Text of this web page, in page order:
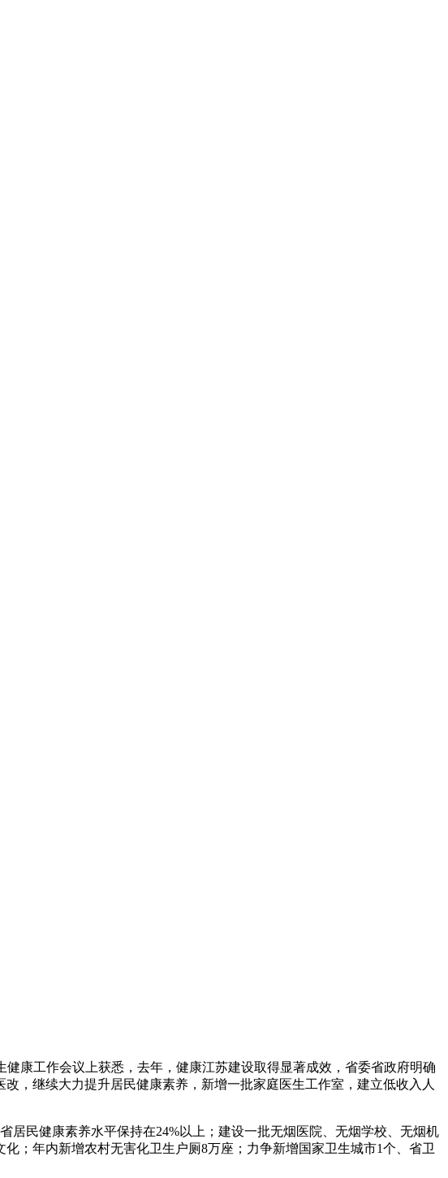
康工作会议上获悉，去年，健康江苏建设取得显著成效，省委省政府明确
，继续大力提升居民健康素养，新增一批家庭医生工作室，建立低收入人
民健康素养水平保持在24%以上；建设一批无烟医院、无烟学校、无烟机
；年内新增农村无害化卫生户厕8万座；力争新增国家卫生城市1个、省卫